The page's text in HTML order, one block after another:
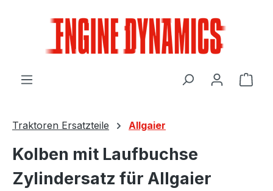
Traktoren Ersatzteile Allgaier
Kolben mit Laufbuchse
Zylindersatz für Allgaier